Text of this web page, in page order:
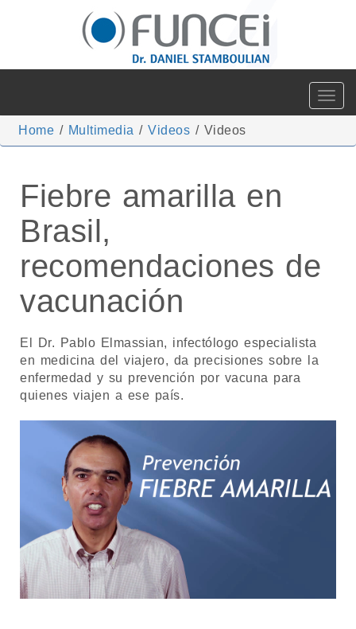
Toggle
Home / Multimedia / Videos / Videos
Fiebre amarilla en
Brasil,
recomendaciones de
vacunación
El Dr. Pablo Elmassian, infectólogo especialista
en medicina del viajero, da precisiones sobre la
enfermedad y su prevención por vacuna para
quienes viajen a ese país.